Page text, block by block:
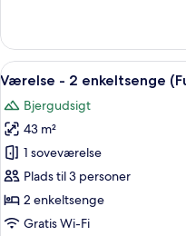
-
kingsize-
(Fuji
View)
Indlæs
alle
billeder
af
Værelse
-
2
enkeltsenge
7
Værelse - 2 enkeltsenge
Bjergudsigt
43 m²
1 soveværelse
Plads til 3 personer
2 enkeltsenge
Gratis Wi-Fi